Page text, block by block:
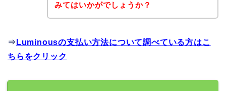
みてはいかがでしょうか？
⇒ Luminousの支払い方法について調べている方はこ
ちらをクリック